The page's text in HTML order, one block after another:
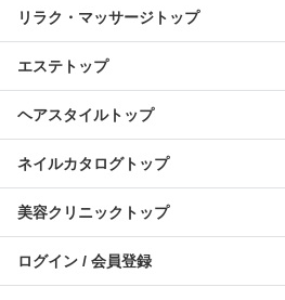
リラク・マッサージトップ
エステトップ
ヘアスタイルトップ
ネイルカタログトップ
美容クリニックトップ
ログイン / 会員登録